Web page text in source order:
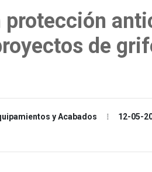
protección
de
y Acabados 12-05-